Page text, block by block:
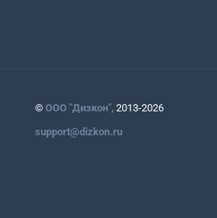
© ООО "Дизкон",2013-2026
support@dizkon.ru